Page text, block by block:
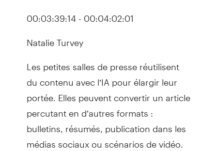
00:03:39:14 - 00:04:02:01
Natalie Turvey
Les petites salles de presse réutilisent
du contenu avec l’IA pour élargir leur
portée. Elles peuvent convertir un article
percutant en d’autres formats :
bulletins, résumés, publication dans les
médias sociaux ou scénarios de vidéo.